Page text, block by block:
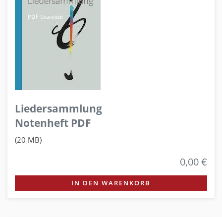
Liedersammlung
Notenheft PDF
(20 MB)
0,00 €
IN DEN WARENKORB